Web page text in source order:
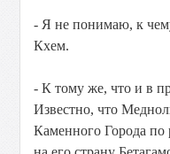
- Я не понимаю, к
Кхем.
- К тому же, что и в
Известно, что
Каменного Города